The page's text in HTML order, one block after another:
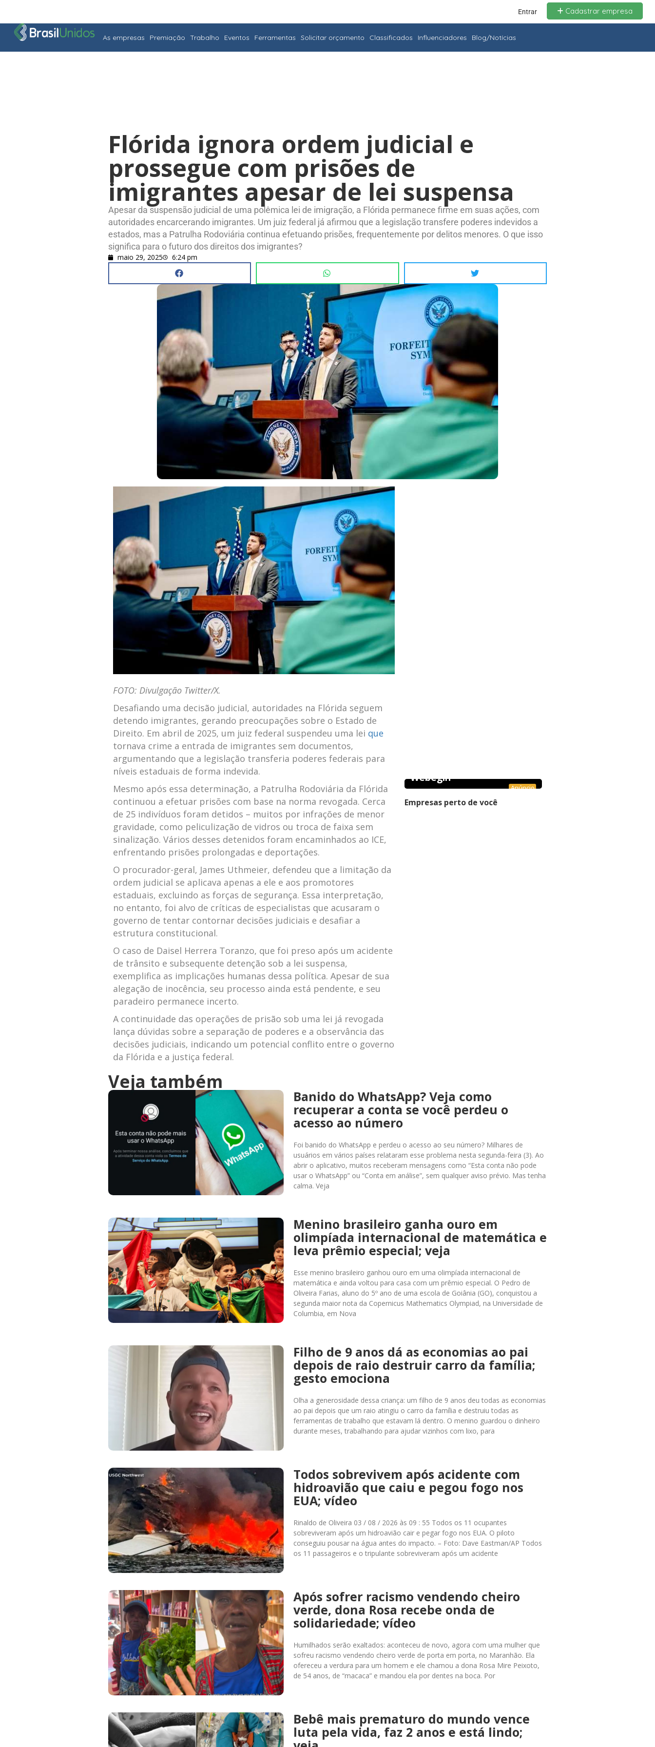
Entrar Cadastrar empresa
As empresas Premiação Trabalho Eventos Ferramentas Solicitar orçamento Classificados Influenciadores Blog/Notícias
Flórida ignora ordem judicial e
prossegue com prisões de
imigrantes apesar de lei suspensa
Apesar da suspensão judicial de uma polêmica lei de imigração, a Flórida permanece firme em suas ações, com
autoridades encarcerando imigrantes. Um juiz federal já afirmou que a legislação transfere poderes indevidos a
estados, mas a Patrulha Rodoviária continua efetuando prisões, frequentemente por delitos menores. O que isso
significa para o futuro dos direitos dos imigrantes?
maio 29, 2025 6:24 pm
FOTO: ⁢Divulgação Twitter/X.
Desafiando uma decisão judicial, autoridades na Flórida seguem
‌detendo imigrantes, ​gerando preocupações sobre o Estado de
Direito. Em​ abril de 2025, ‍um juiz federal suspendeu uma lei que
tornava ‍crime a ‌entrada de imigrantes sem ​documentos,
argumentando que a legislação transferia poderes⁢ federais para
‍níveis estaduais de forma⁢ indevida.
Mesmo após essa ⁤determinação, ⁤a Patrulha​ Rodoviária ⁤da Flórida
continuou a⁤ efetuar prisões com⁤ base na norma revogada. Cerca
de 25 indivíduos foram detidos – muitos por infrações de menor
gravidade, como peliculização de vidros ou troca de faixa sem⁢
sinalização. Vários desses detenidos foram⁤ encaminhados ao ICE,
enfrentando prisões ‍prolongadas‌ e deportações.
O procurador-geral,⁤ James Uthmeier, defendeu que a limitação da
ordem judicial ⁢se aplicava apenas a ele e aos⁢ promotores
estaduais, excluindo as forças de⁣ segurança. Essa interpretação,
no entanto, foi alvo de críticas de especialistas que ⁤acusaram⁤ o
governo de tentar contornar ‍decisões judiciais e desafiar ‌a ​
estrutura constitucional.
O caso de Daisel Herrera Toranzo, que foi preso após um acidente
de trânsito ‍e subsequente detenção sob a lei suspensa,
exemplifica as implicações⁣ humanas dessa⁤ política.⁣ Apesar de sua
alegação de ‍inocência, seu⁣ processo ainda está pendente,​ e ⁢seu⁣
paradeiro permanece⁢ incerto.
A ⁢continuidade das⁢ operações de prisão sob uma lei já revogada
lança dúvidas sobre a⁤ separação de⁣ poderes e a ⁢observância das
decisões judiciais, ‌indicando um potencial conflito entre o governo
da Flórida e a justiça federal.
Anúncio
Webegin
Empresas perto de você
Veja também
Banido do WhatsApp? Veja como
recuperar a conta se você perdeu o
acesso ao número
Foi banido do WhatsApp e perdeu o acesso ao seu número? Milhares de
usuários em vários países relataram esse problema nesta segunda-feira (3). Ao
abrir o aplicativo, muitos receberam mensagens como “Esta conta não pode
usar o WhatsApp” ou “Conta em análise”, sem qualquer aviso prévio. Mas tenha
calma. Veja
Menino brasileiro ganha ouro em
olimpíada internacional de matemática e
leva prêmio especial; veja
Esse menino brasileiro ganhou ouro em uma olimpíada internacional de
matemática e ainda voltou para casa com um prêmio especial. O Pedro de
Oliveira Farias, aluno do 5º ano de uma escola de Goiânia (GO), conquistou a
segunda maior nota da Copernicus Mathematics Olympiad, na Universidade de
Columbia, em Nova
Filho de 9 anos dá as economias ao pai
depois de raio destruir carro da família;
gesto emociona
Olha a generosidade dessa criança: um filho de 9 anos deu todas as economias
ao pai depois que um raio atingiu o carro da família e destruiu todas as
ferramentas de trabalho que estavam lá dentro. O menino guardou o dinheiro
durante meses, trabalhando para ajudar vizinhos com lixo, para
Todos sobrevivem após acidente com
hidroavião que caiu e pegou fogo nos
EUA; vídeo
Rinaldo de Oliveira 03 / 08 / 2026 às 09 : 55 Todos os 11 ocupantes
sobreviveram após um hidroavião cair e pegar fogo nos EUA. O piloto
conseguiu pousar na água antes do impacto. – Foto: Dave Eastman/AP Todos
os 11 passageiros e o tripulante sobreviveram após um acidente
Após sofrer racismo vendendo cheiro
verde, dona Rosa recebe onda de
solidariedade; vídeo
Humilhados serão exaltados: aconteceu de novo, agora com uma mulher que
sofreu racismo vendendo cheiro verde de porta em porta, no Maranhão. Ela
ofereceu a verdura para um homem e ele chamou a dona Rosa Mire Peixoto,
de 54 anos, de “macaca” e mandou ela por dentes na boca. Por
Bebê mais prematuro do mundo vence
luta pela vida, faz 2 anos e está lindo;